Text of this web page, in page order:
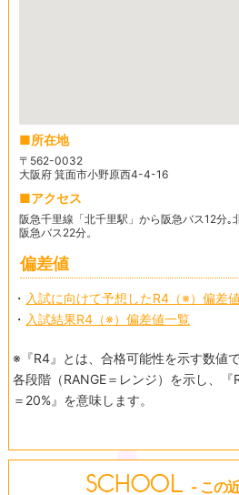
所在地
〒562-0032
大阪府 箕面市小野原西4-4-16
アクセス
阪急千里線「北千里駅」から阪急バス12分｡
阪急バス22分。
偏差値
・ 入試に向けて予想したR4（※）偏差
・ 入試結果R4（※）偏差値一覧
※『R4』とは、合格可能性を示す数値
各段階（RANGE＝レンジ）を示し、
＝20%』を意味します。
- この